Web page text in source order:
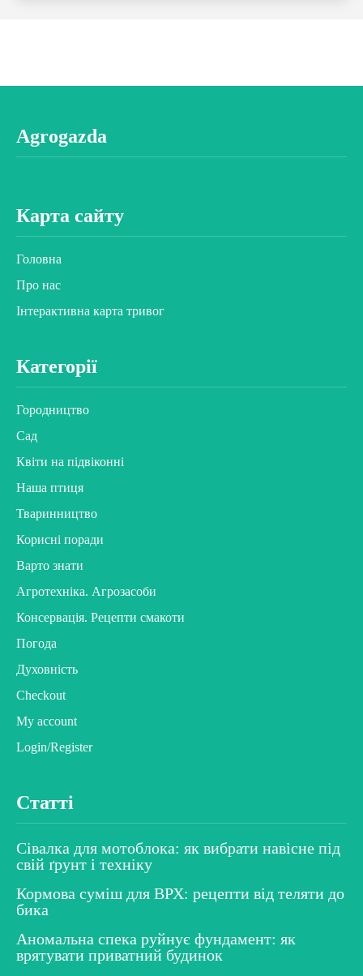
Agrogazda
Карта сайту
Головна
Про нас
Інтерактивна карта тривог
Категорії
Городництво
Сад
Квіти на підвіконні
Наша птиця
Тваринництво
Корисні поради
Варто знати
Агротехніка. Агрозасоби
Консервація. Рецепти смакоти
Погода
Духовність
Checkout
My account
Login/Register
Статті
Сівалка для мотоблока: як вибрати навісне під
свій ґрунт і техніку
Кормова суміш для ВРХ: рецепти від теляти до
бика
Аномальна спека руйнує фундамент: як
врятувати приватний будинок